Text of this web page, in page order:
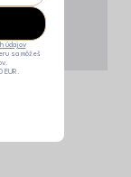
údajov
sa môžeš